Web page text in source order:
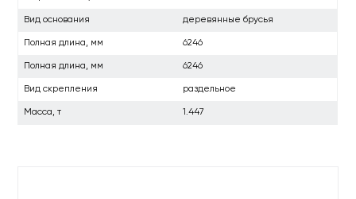
Вид основания деревянные брусья
Полная длина, мм 6246
Полная длина, мм 6246
Вид скрепления раздельное
Масса, т 1.447